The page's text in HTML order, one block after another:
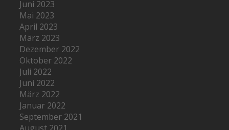
Juni 2023
Mai 2023
April 2023
März 2023
Dezember 2022
Oktober 2022
Juli 2022
Juni 2022
März 2022
Januar 2022
September 2021